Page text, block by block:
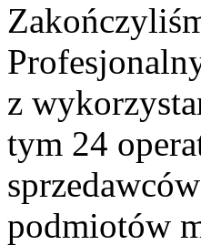
z
tym 24
podmiotów